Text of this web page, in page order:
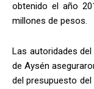
obtenido el año
millones de pesos.
Las autoridades
de Aysén
del presupuesto